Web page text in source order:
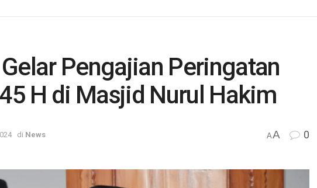
Pengajian Peringatan
H di Masjid Nurul Hakim
di News AA 0